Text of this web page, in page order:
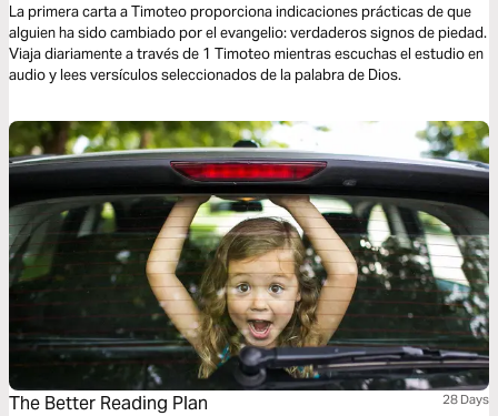
La primera carta a Timoteo proporciona indicaciones prácticas de que
alguien ha sido cambiado por el evangelio: verdaderos signos de piedad.
Viaja diariamente a través de 1 Timoteo mientras escuchas el estudio en
audio y lees versículos seleccionados de la palabra de Dios.
The Better Reading Plan 28 Days